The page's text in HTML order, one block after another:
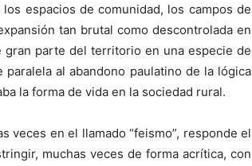
espacios de comunidad, los campos de
tan brutal como descontrolada en
gran parte del territorio en una especie de
al abandono paulatino de la lógica
la forma de vida en la sociedad rural.
veces en el llamado “feismo”, responde el
muchas veces de forma acrítica, con